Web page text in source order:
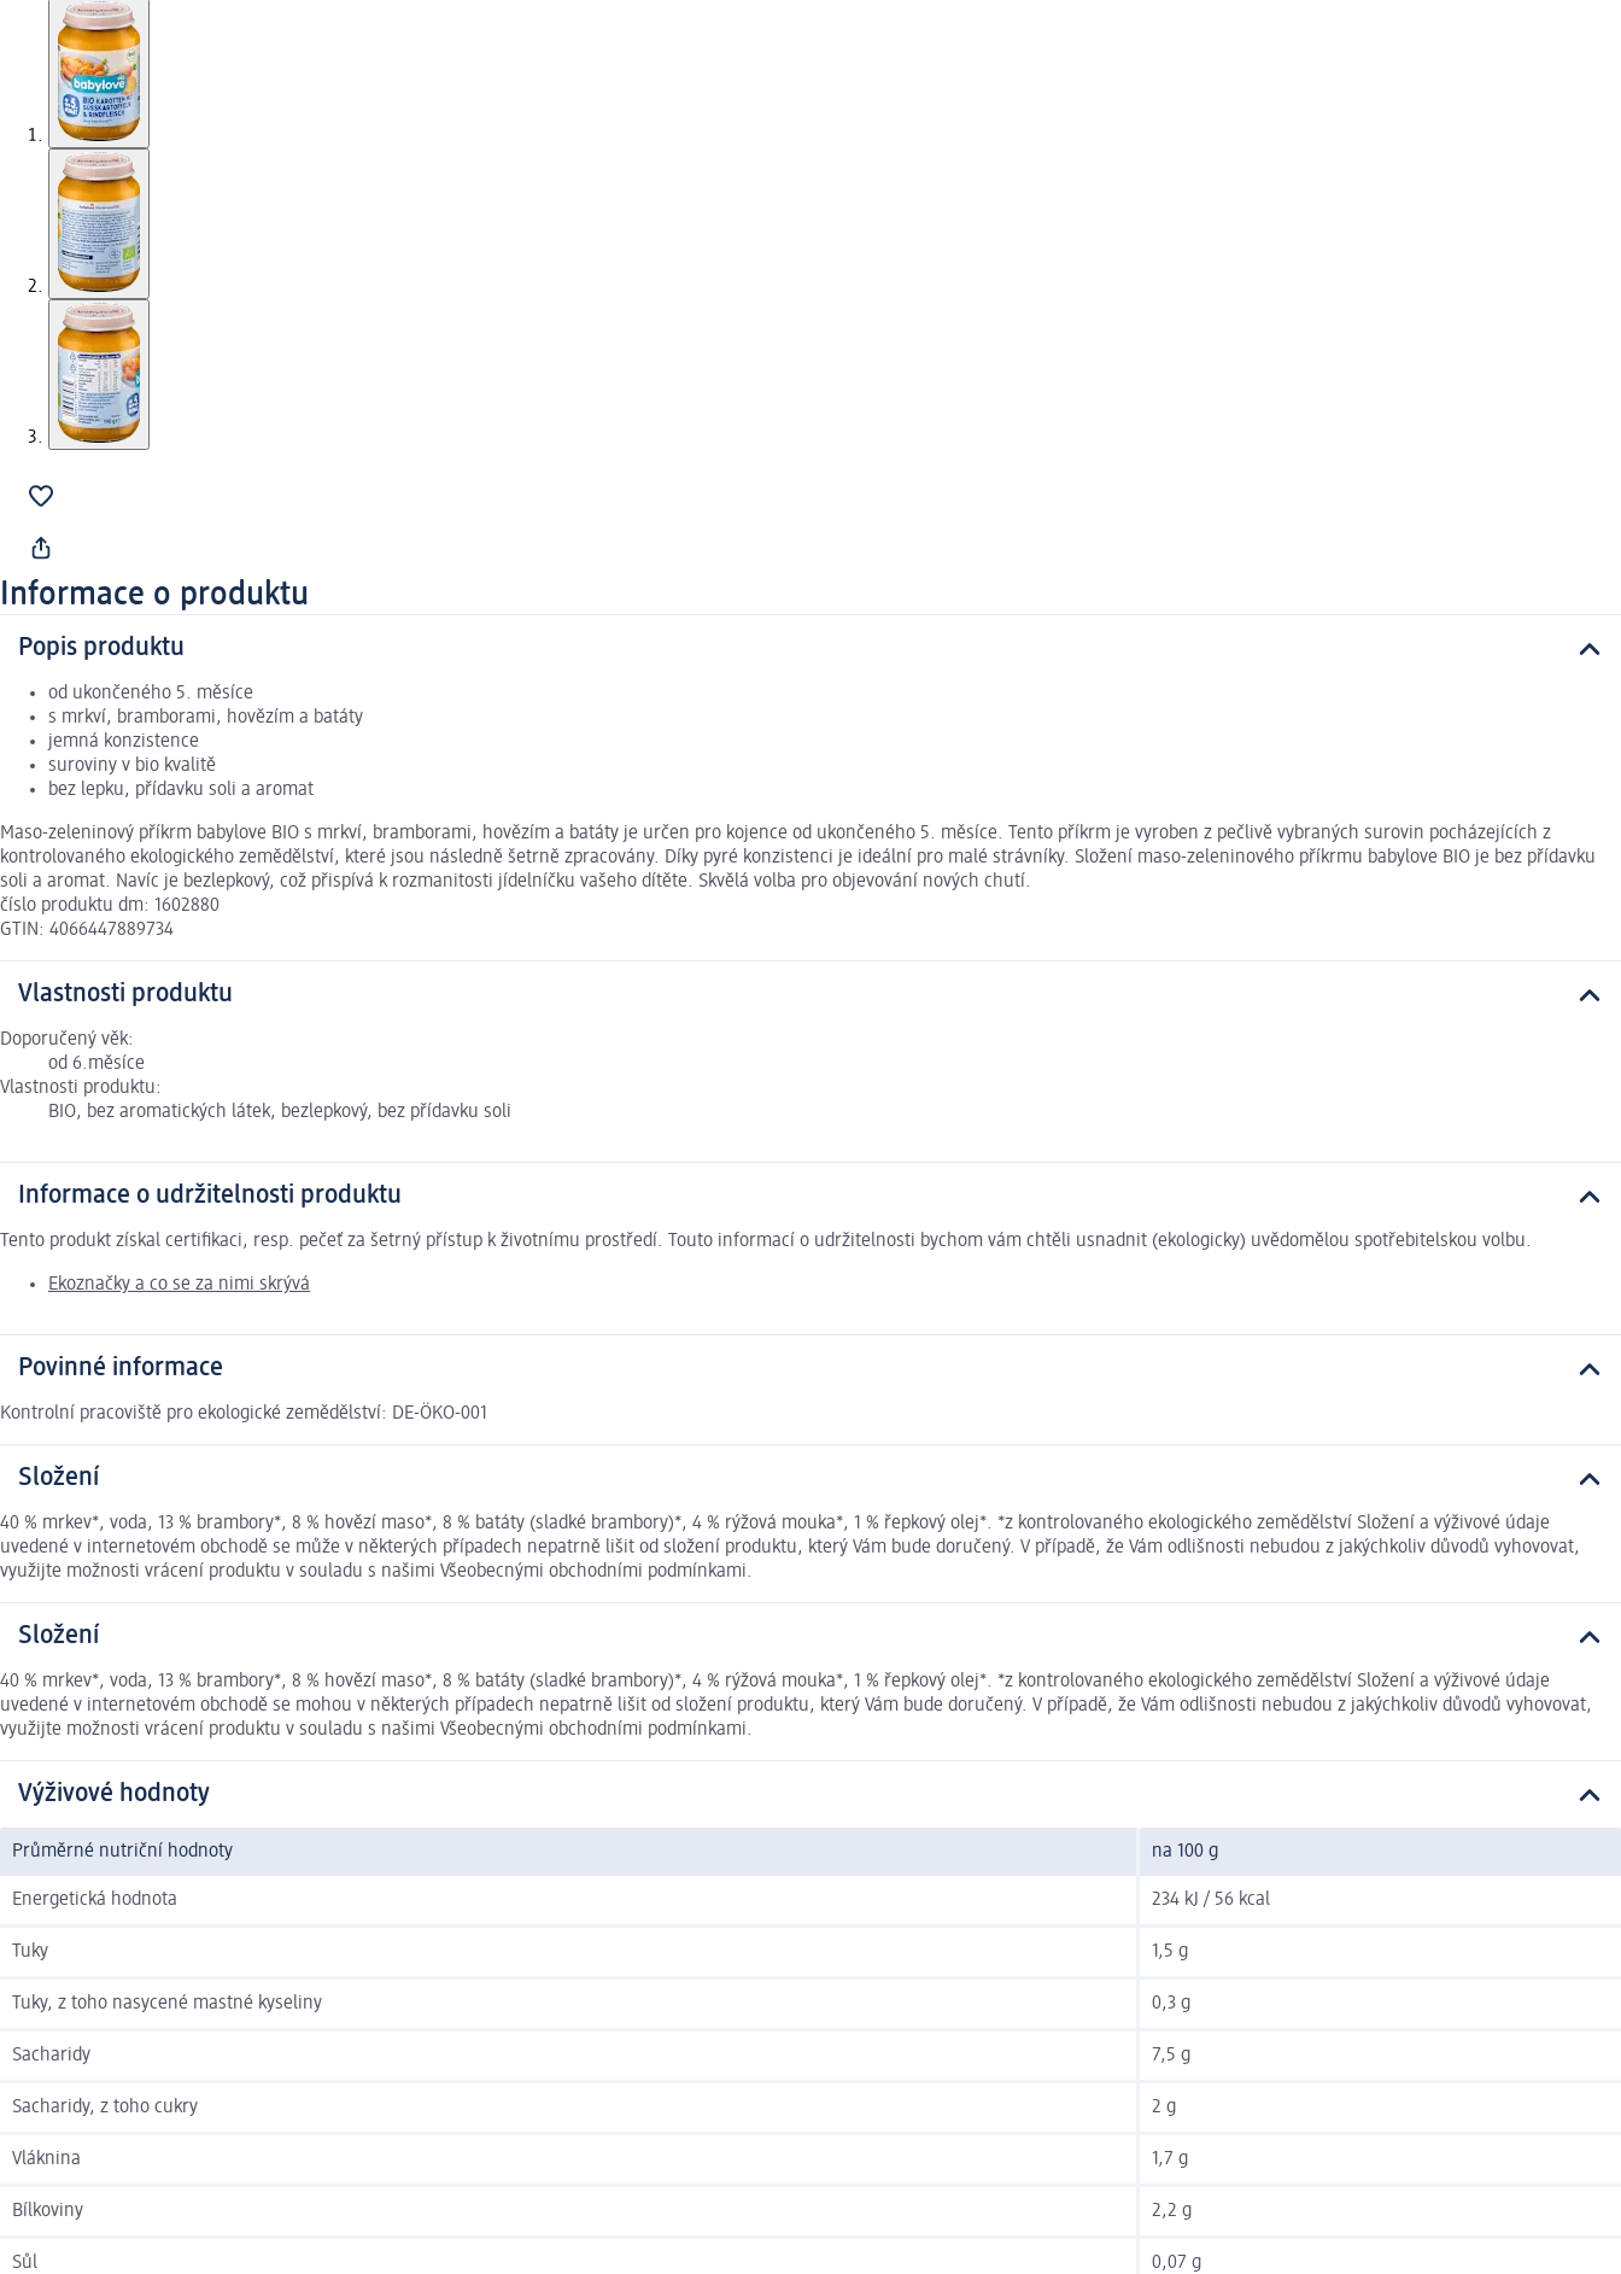
Informace o produktu
Popis produktu
od ukončeného 5. měsíce
s mrkví, bramborami, hovězím a batáty
jemná konzistence
suroviny v bio kvalitě
bez lepku, přídavku soli a aromat
Maso-zeleninový příkrm babylove BIO s mrkví, bramborami, hovězím a batáty je určen pro kojence od ukončeného 5. měsíce. Tento příkrm je vyroben z pečlivě vybraných surovin pocházejících z
kontrolovaného ekologického zemědělství, které jsou následně šetrně zpracovány. Díky pyré konzistenci je ideální pro malé strávníky. Složení maso-zeleninového příkrmu babylove BIO je bez přídavku
soli a aromat. Navíc je bezlepkový, což přispívá k rozmanitosti jídelníčku vašeho dítěte. Skvělá volba pro objevování nových chutí.
číslo produktu dm: 1602880
GTIN: 4066447889734
Vlastnosti produktu
Doporučený věk:
od 6.měsíce
Vlastnosti produktu:
BIO, bez aromatických látek, bezlepkový, bez přídavku soli
Informace o udržitelnosti produktu
Tento produkt získal certifikaci, resp. pečeť za šetrný přístup k životnímu prostředí. Touto informací o udržitelnosti bychom vám chtěli usnadnit (ekologicky) uvědomělou spotřebitelskou volbu.
Ekoznačky a co se za nimi skrývá
Povinné informace
Kontrolní pracoviště pro ekologické zemědělství: DE-ÖKO-001
Složení
40 % mrkev*, voda, 13 % brambory*, 8 % hovězí maso*, 8 % batáty (sladké brambory)*, 4 % rýžová mouka*, 1 % řepkový olej*. *z kontrolovaného ekologického zemědělství Složení a výživové údaje
uvedené v internetovém obchodě se může v některých případech nepatrně lišit od složení produktu, který Vám bude doručený. V případě, že Vám odlišnosti nebudou z jakýchkoliv důvodů vyhovovat,
využijte možnosti vrácení produktu v souladu s našimi Všeobecnými obchodními podmínkami.
Složení
40 % mrkev*, voda, 13 % brambory*, 8 % hovězí maso*, 8 % batáty (sladké brambory)*, 4 % rýžová mouka*, 1 % řepkový olej*. *z kontrolovaného ekologického zemědělství Složení a výživové údaje
uvedené v internetovém obchodě se mohou v některých případech nepatrně lišit od složení produktu, který Vám bude doručený. V případě, že Vám odlišnosti nebudou z jakýchkoliv důvodů vyhovovat,
využijte možnosti vrácení produktu v souladu s našimi Všeobecnými obchodními podmínkami.
Výživové hodnoty
Průměrné nutriční hodnoty na 100 g
Energetická hodnota 234 kJ / 56 kcal
Tuky 1,5 g
Tuky, z toho nasycené mastné kyseliny 0,3 g
Sacharidy 7,5 g
Sacharidy, z toho cukry 2 g
Vláknina 1,7 g
Bílkoviny 2,2 g
Sůl 0,07 g